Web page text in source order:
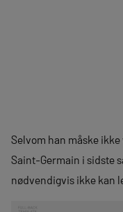
Selvom han måske
Saint-Germain i sidste
nødvendigvis ikke kan